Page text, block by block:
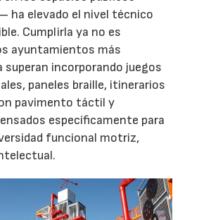
ha elevado el nivel técnico
Cumplirla ya no es
ayuntamientos más
superan incorporando juegos
paneles braille, itinerarios
pavimento táctil y
específicamente para
funcional motriz,